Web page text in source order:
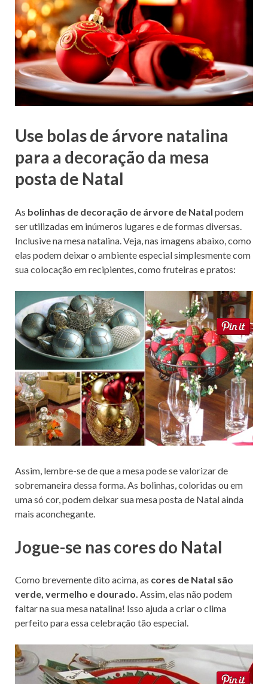
Use bolas de árvore natalina
para a decoração da mesa
posta de Natal
As bolinhas de decoração de árvore de Natal podem
ser utilizadas em inúmeros lugares e de formas diversas.
Inclusive na mesa natalina. Veja, nas imagens abaixo, como
elas podem deixar o ambiente especial simplesmente com
sua colocação em recipientes, como fruteiras e pratos:
Assim, lembre-se de que a mesa pode se valorizar de
sobremaneira dessa forma. As bolinhas, coloridas ou em
uma só cor, podem deixar sua mesa posta de Natal ainda
mais aconchegante.
Jogue-se nas cores do Natal
Como brevemente dito acima, as cores de Natal são
verde, vermelho e dourado. Assim, elas não podem
faltar na sua mesa natalina! Isso ajuda a criar o clima
perfeito para essa celebração tão especial.